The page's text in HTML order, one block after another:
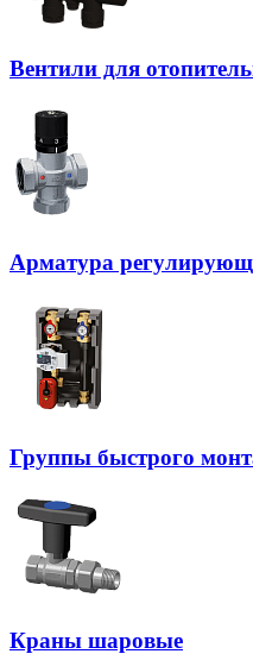
Вентили для
Арматура
Группы быстрого
Краны шаровые